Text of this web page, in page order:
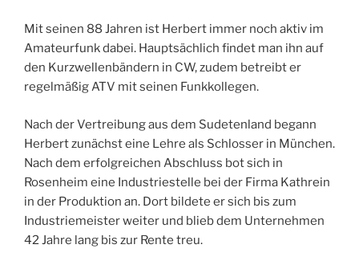
Mit seinen 88 Jahren ist Herbert immer noch aktiv im
Amateurfunk dabei. Hauptsächlich findet man ihn auf
den Kurzwellenbändern in CW, zudem betreibt er
regelmäßig ATV mit seinen Funkkollegen.
Nach der Vertreibung aus dem Sudetenland begann
Herbert zunächst eine Lehre als Schlosser in München.
Nach dem erfolgreichen Abschluss bot sich in
Rosenheim eine Industriestelle bei der Firma Kathrein
in der Produktion an. Dort bildete er sich bis zum
Industriemeister weiter und blieb dem Unternehmen
42 Jahre lang bis zur Rente treu.